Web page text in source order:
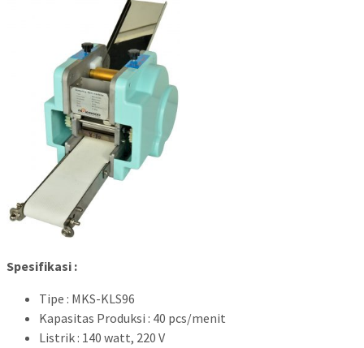
Spesifikasi :
Tipe : MKS-KLS96
Kapasitas Produksi : 40 pcs/menit
Listrik : 140 watt, 220 V